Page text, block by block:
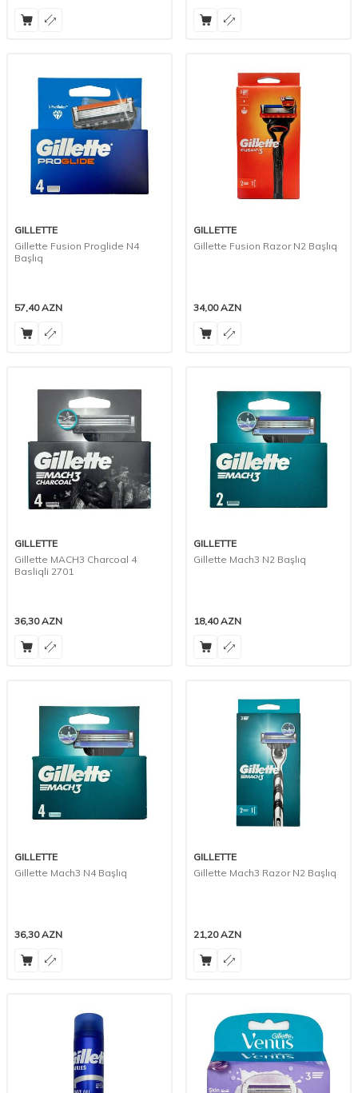
GILLETTE
Gillette Fusion Proglide N4
Başlıq
57,40AZN
GILLETTE
Gillette Fusion Razor N2 Başlıq
34,00AZN
GILLETTE
Gillette MACH3 Charcoal 4
Basliqli 2701
36,30AZN
GILLETTE
Gillette Mach3 N2 Başlıq
18,40AZN
GILLETTE
Gillette Mach3 N4 Başlıq
36,30AZN
GILLETTE
Gillette Mach3 Razor N2 Başlıq
21,20AZN